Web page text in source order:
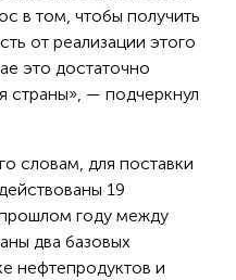
в том, чтобы получить
от реализации этого
это достаточно
страны», — подчеркнул
словам, для поставки
19
году между
два базовых
нефтепродуктов и